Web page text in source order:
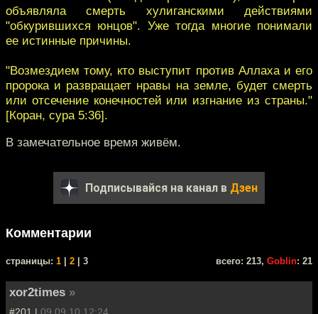
объявляла смерть хулиганскими действиями
"обкурившихся юнцов". Уже тогда многие понимали
ее истинные причины.
"Возмездием тому, кто выступит против Аллаха и его
пророка и развращает нравы на земле, будет смерть
или отсечение конечностей или изгнание из страны."
[Коран, сура 5:36].
В замечательное время живём.
Подписывайся на канал в Дзен
Комментарии
cтраницы: 1 2 | 3 всего: 213, Goblin: 21
xor2times »